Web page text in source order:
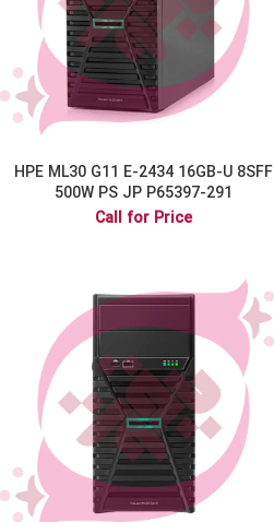
HPE ML30 G11 E-2434 16GB-U 8SFF
500W PS JP P65397-291
Call for Price